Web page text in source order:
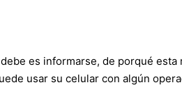
es informarse, de porqué
usar su celular con algún